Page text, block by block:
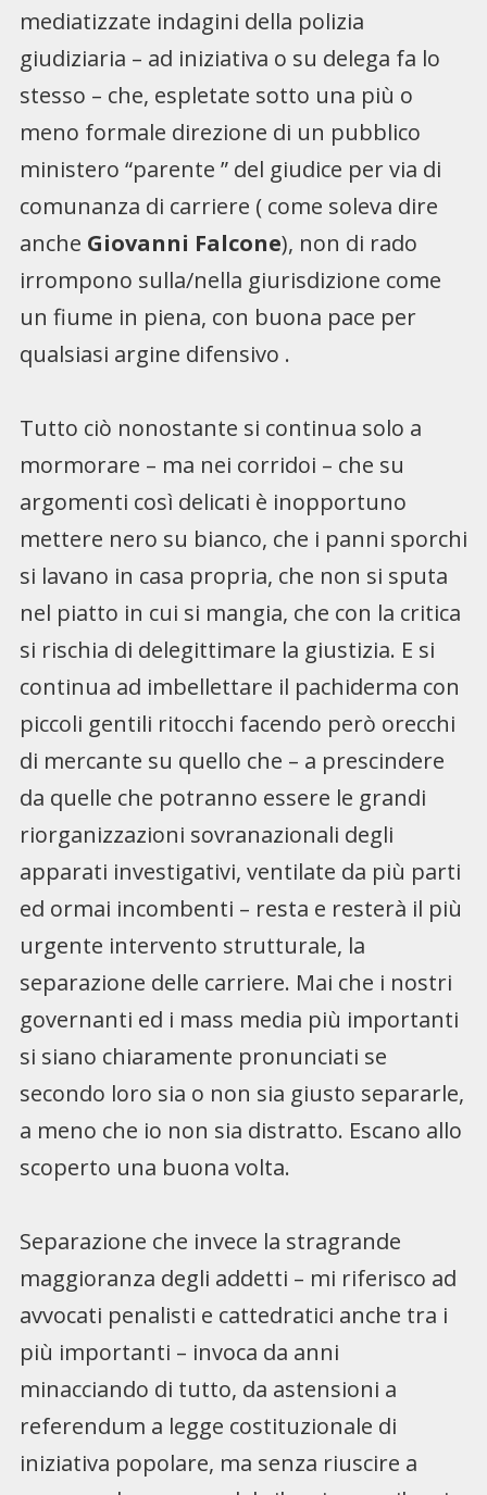
mediatizzate indagini della polizia
giudiziaria – ad iniziativa o su delega fa lo
stesso – che, espletate sotto una più o
meno formale direzione di un pubblico
ministero “parente ” del giudice per via di
comunanza di carriere ( come soleva dire
anche Giovanni Falcone), non di rado
irrompono sulla/nella giurisdizione come
un fiume in piena, con buona pace per
qualsiasi argine difensivo .
Tutto ciò nonostante si continua solo a
mormorare – ma nei corridoi – che su
argomenti così delicati è inopportuno
mettere nero su bianco, che i panni sporchi
si lavano in casa propria, che non si sputa
nel piatto in cui si mangia, che con la critica
si rischia di delegittimare la giustizia. E si
continua ad imbellettare il pachiderma con
piccoli gentili ritocchi facendo però orecchi
di mercante su quello che – a prescindere
da quelle che potranno essere le grandi
riorganizzazioni sovranazionali degli
apparati investigativi, ventilate da più parti
ed ormai incombenti – resta e resterà il più
urgente intervento strutturale, la
separazione delle carriere. Mai che i nostri
governanti ed i mass media più importanti
si siano chiaramente pronunciati se
secondo loro sia o non sia giusto separarle,
a meno che io non sia distratto. Escano allo
scoperto una buona volta.
Separazione che invece la stragrande
maggioranza degli addetti – mi riferisco ad
avvocati penalisti e cattedratici anche tra i
più importanti – invoca da anni
minacciando di tutto, da astensioni a
referendum a legge costituzionale di
iniziativa popolare, ma senza riuscire a